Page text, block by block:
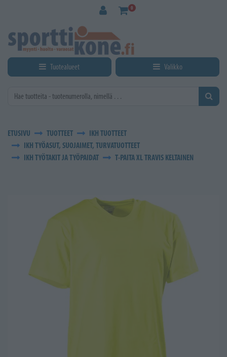
0
Tuotealueet Valikko
ETUSIVU TUOTTEET
IKH TUOTTEET
IKH TYÖASUT, SUOJAIMET, TURVATUOTTEET
IKH TYÖTAKIT JA TYÖPAIDAT
T-PAITA XL TRAVIS KELTAINEN